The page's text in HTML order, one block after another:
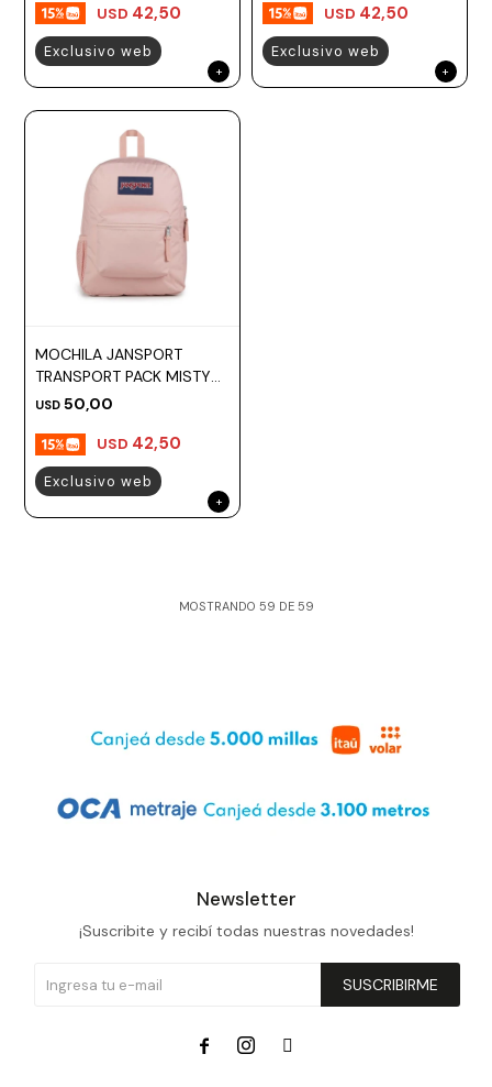
USD 42,50
Exclusivo web
USD 42,50
Exclusivo web
MOCHILA JANSPORT
TRANSPORT PACK MISTY
ROSE
USD 50,00
USD 42,50
Exclusivo web
MOSTRANDO 59 DE 59
Newsletter
¡Suscribite y recibí todas nuestras novedades!
SUSCRIBIRME
  